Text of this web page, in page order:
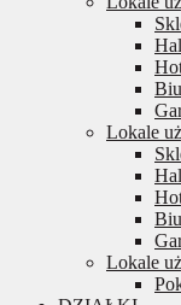
Lokale
Lokale